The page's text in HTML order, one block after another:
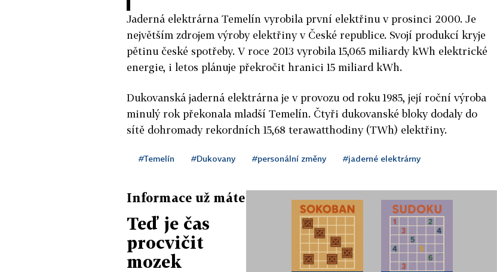
Jaderná elektrárna Temelín vyrobila první elektřinu v prosinci 2000. Je
největším zdrojem výroby elektřiny v České republice. Svojí produkcí kryje
pětinu české spotřeby. V roce 2013 vyrobila 15,065 miliardy kWh elektrické
energie, i letos plánuje překročit hranici 15 miliard kWh.
Dukovanská jaderná elektrárna je v provozu od roku 1985, její roční výroba
minulý rok překonala mladší Temelín. Čtyři dukovanské bloky dodaly do
sítě dohromady rekordních 15,68 terawatthodiny (TWh) elektřiny.
#Temelín #Dukovany #personální změny #jaderné elektrárny
Informace už máte
Teď je čas
procvičit
mozek